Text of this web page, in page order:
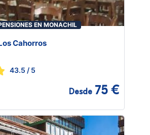
EN MONACHIL
Cahorros
43.5 / 5
Desde 75 €